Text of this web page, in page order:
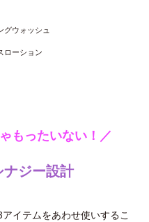
ウォッシュ
ーション
もったいない！／
ジー設計
イテムをあわせ使いするこ